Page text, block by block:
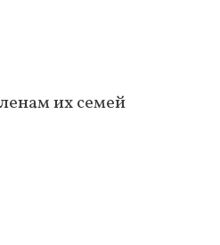
их семей